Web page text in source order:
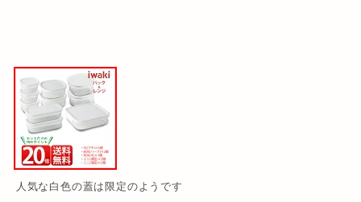
人気な白色の蓋は限定のようです